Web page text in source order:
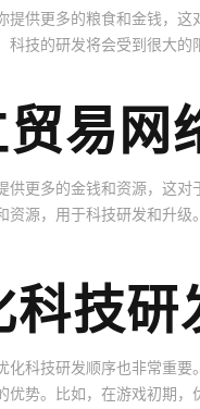
提供更多的粮食和金钱，这
科技的研发将会受到很大
易网
供更多的金钱和资源，这对
资源，用于科技研发和升
技研
化科技研发顺序也非常重
优势。比如，在游戏初期，